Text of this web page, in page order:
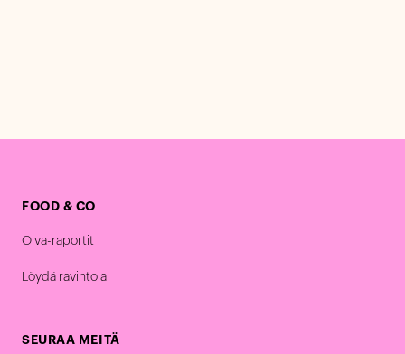
FOOD & CO
Oiva-raportit
Löydä ravintola
SEURAA MEITÄ